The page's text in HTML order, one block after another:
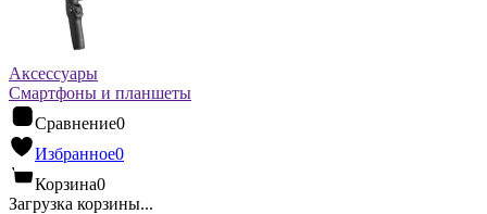
Аксессуары
Смартфоны и планшеты
Сравнение0
Избранное0
Корзина0
Загрузка корзины...